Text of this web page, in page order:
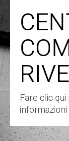
Fare clic